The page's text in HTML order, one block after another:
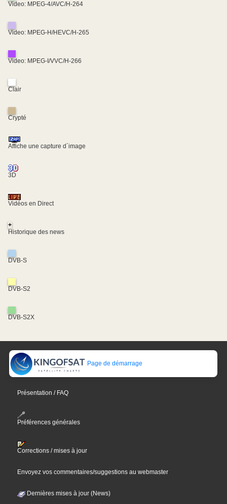
Video: MPEG-4/AVC/H-264
Video: MPEG-H/HEVC/H-265
Video: MPEG-I/VVC/H-266
Clair
Crypté
Affiche une capture d´image
3D
Vidéos en Direct
+
Historique des news
DVB-S
DVB-S2
DVB-S2X
Page de démarrage
Présentation / FAQ
Préférences générales
Corrections / mises à jour
Envoyez vos commentaires/suggestions au webmaster
Dernières mises à jour (News)